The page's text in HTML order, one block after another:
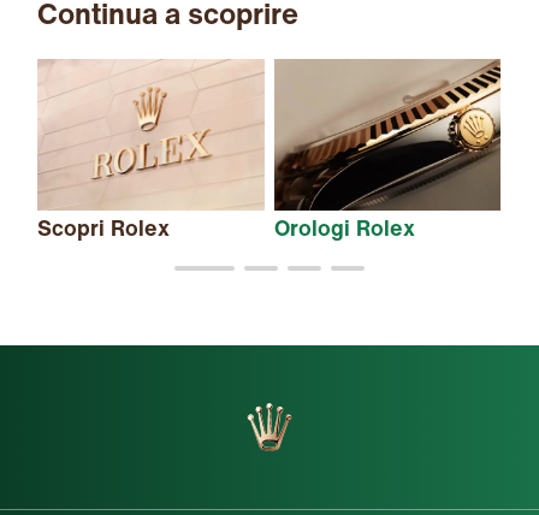
Continua a scoprire
Scopri Rolex Orologi Rolex